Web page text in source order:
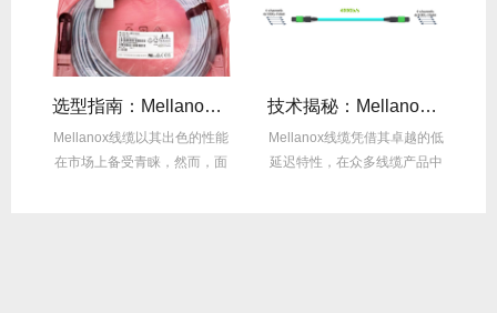
选型指南：Mellanox线缆带宽怎么选？看完这篇不纠结！
Mellanox线缆以其出色的性能
在市场上备受青睐，然而，面
技术揭秘：Mellanox线缆低延迟背后的“信号优化”黑科技！
Mellanox线缆凭借其卓越的低
延迟特性，在众多线缆产品中